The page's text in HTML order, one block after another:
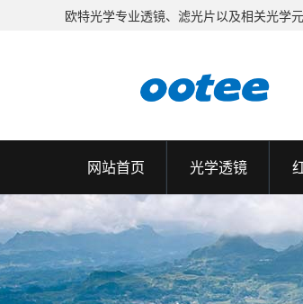
欧特光学专业透镜、滤光片以及相关光学元
网站首页 光学透镜